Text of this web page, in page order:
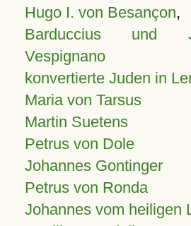
Hugo I. von Besançon,
Barduccius und
Vespignano
konvertierte Juden in
Maria von Tarsus
Martin Suetens
Petrus von Dole
Johannes Gontinger
Petrus von Ronda
Johannes vom heiligen